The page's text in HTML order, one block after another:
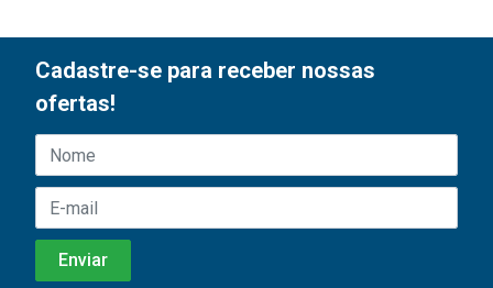
Cadastre-se para receber nossas
ofertas!